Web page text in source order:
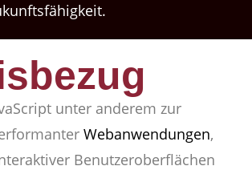
unter anderem zur
Webanwendungen,
Benutzeroberflächen